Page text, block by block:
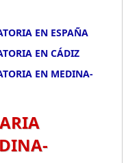
EN ESPAÑA
EN CÁDIZ
EN MEDINA-